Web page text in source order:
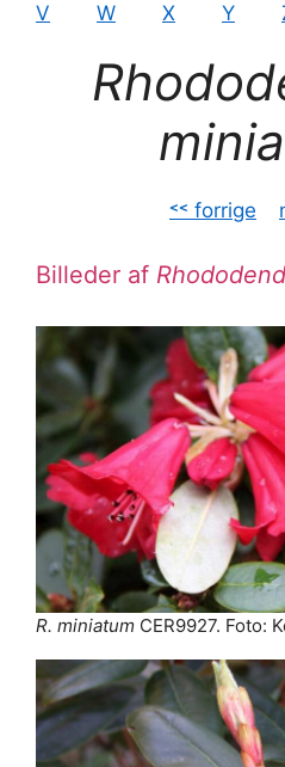
V
W X Y
˂˂ forrige
Billeder af
R. miniatum CER9927. Foto: